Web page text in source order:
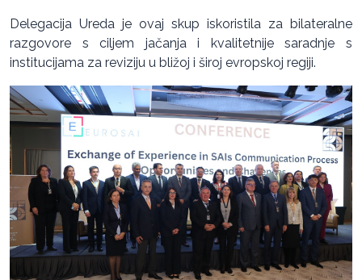
Delegacija Ureda je ovaj skup iskoristila za bilateralne
razgovore s ciljem jačanja i kvalitetnije saradnje s
institucijama za reviziju u bližoj i široj evropskoj regiji.